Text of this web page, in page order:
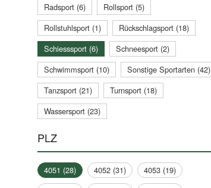
Radsport (6)
Rollsport (5)
Rollstuhlsport (1)
Rückschlagsport (18)
Schiesssport (6)
Schneesport (2)
Schwimmsport (10)
Sonstige Sportarten (42)
Tanzsport (21)
Turnsport (18)
Wassersport (23)
PLZ
4051 (28) 4052 (31)
4053 (19)